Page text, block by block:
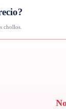
chollos.